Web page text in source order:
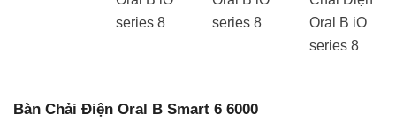
Bàn Chải Điện Oral B Smart 6 6000